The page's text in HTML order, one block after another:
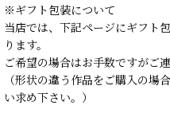
※ギフト包装について
当店では、下記ページにギフト
ります。
ご希望の場合はお手数ですがご
（形状の違う作品をご購入の場
い求め下さい。）